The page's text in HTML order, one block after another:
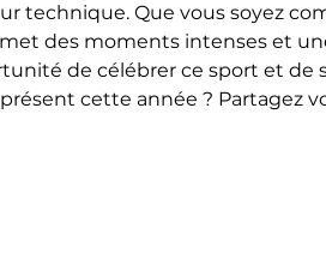
technique. Que vous soyez
des moments intenses et
de célébrer ce sport et de
cette année ? Partagez